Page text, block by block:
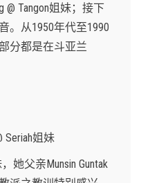
@ Tangon姐妹；接下
。从1950年代至1990
分都是在斗亚兰
姐妹
她父亲Munsin Guntak